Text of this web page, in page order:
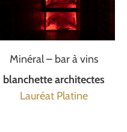
Minéral – bar à vins
blanchette architectes
Lauréat Platine